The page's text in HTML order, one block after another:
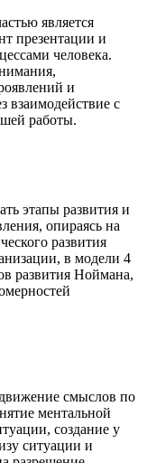
является
презентации и
человека.
и
взаимодействие с
работы.
этапы развития и
опираясь на
развития
в модели 4
развития Ноймана,
смыслов по
ментальной
создание у
ситуации и